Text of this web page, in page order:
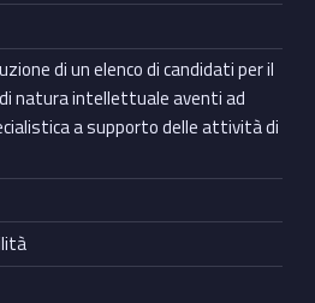
di un elenco di candidati per il
natura intellettuale aventi ad
a supporto delle attività di